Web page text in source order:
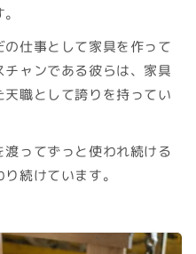
仕事として家具を作って
ャンである彼らは、家具
職として誇りを持ってい
ってずっと使われ続ける
続けています。